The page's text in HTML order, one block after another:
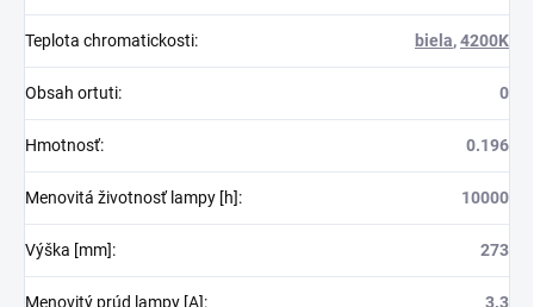
Teplota chromatickosti: biela,4200K
Obsah ortuti: 0
Hmotnosť: 0.196
Menovitá životnosť lampy [h]: 10000
Výška [mm]: 273
Menovitý prúd lampy [A]: 3.3